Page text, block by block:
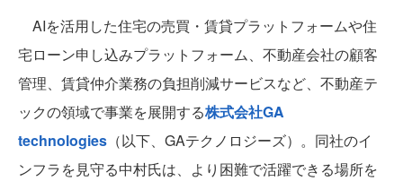
AIを活用した住宅の売買・賃貸プラットフォームや住
宅ローン申し込みプラットフォーム、不動産会社の顧客
管理、賃貸仲介業務の負担削減サービスなど、不動産テ
ックの領域で事業を展開する株式会社GA
technologies （以下、GAテクノロジーズ）。同社のイ
ンフラを見守る中村氏は、より困難で活躍できる場所を